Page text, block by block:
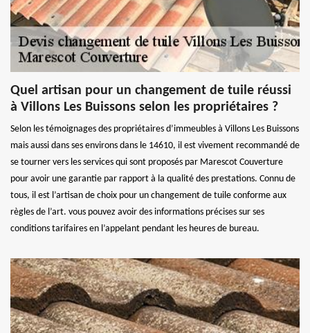
Quel artisan pour un changement de tuile réussi
à Villons Les Buissons selon les propriétaires ?
Selon les témoignages des propriétaires d’immeubles à Villons Les Buissons
mais aussi dans ses environs dans le 14610, il est vivement recommandé de
se tourner vers les services qui sont proposés par Marescot Couverture
pour avoir une garantie par rapport à la qualité des prestations. Connu de
tous, il est l’artisan de choix pour un changement de tuile conforme aux
règles de l’art. vous pouvez avoir des informations précises sur ses
conditions tarifaires en l’appelant pendant les heures de bureau.